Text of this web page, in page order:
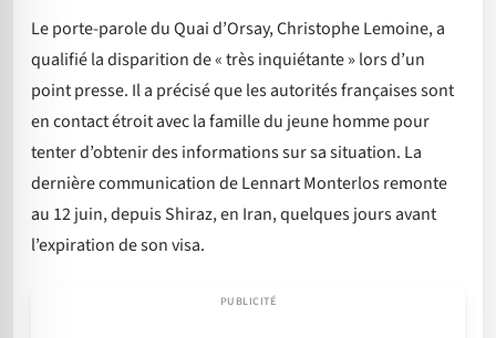
Le porte-parole du Quai d’Orsay, Christophe Lemoine, a
qualifié la disparition de « très inquiétante » lors d’un
point presse. Il a précisé que les autorités françaises sont
en contact étroit avec la famille du jeune homme pour
tenter d’obtenir des informations sur sa situation. La
dernière communication de Lennart Monterlos remonte
au 12 juin, depuis Shiraz, en Iran, quelques jours avant
l’expiration de son visa.